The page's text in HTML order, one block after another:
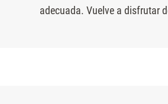
adecuada. Vuelve a disfrutar